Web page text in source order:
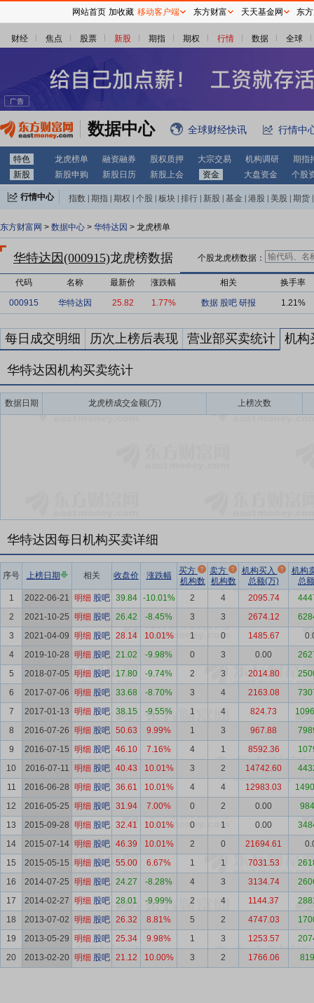
财经 焦点 股票 新股 期指 期权 行情 数据 全球
数据中心 全球财经快讯 行情中
特色 龙虎榜单 融资融券 股权质押 大宗交易 机构调研
期指
新股
新股申购 新股日历 新股上会 资金 大盘资金 个股
行情中心 指数 期指 期权 个股 板块 排行 新股 基金 港股 美股 期货
东方财富网 > 数据中心 > 华特达因 > 龙虎榜单
华特达因(000915)龙虎榜数据 个股龙虎榜数据：
代码 名称 最新价 涨跌幅 相关 换手率
000915 华特达因 25.82 1.77% 数据 股吧 研报 1.21%
每日成交明细 历次上榜后表现 营业部买卖统计 机构
华特达因机构买卖统计
数据日期 龙虎榜成交金额(万) 上榜次数
华特达因每日机构买卖详细
序号 上榜日期 相关 收盘价 涨跌幅
买方
机构数
卖方
机构数
机构买入
总额(万)
机构
总
1
2022-06-21 明细 股吧 39.84 -10.01% 2 4 2095.74
2
2021-10-25 明细 股吧 26.42 -8.45% 3 3 2674.12
3
2021-04-09 明细 股吧 28.14 10.01% 1 0 1485.67
4
2019-10-28 明细 股吧 21.02 -9.98% 0 3 0.00
5
2018-07-05 明细 股吧 17.80 -9.74% 2 3 2014.80
6
2017-07-06 明细 股吧 33.68 -8.70% 3 4 2163.08
7
2017-01-13 明细 股吧 38.15 -9.55% 1 4 824.73
8
2016-07-26 明细 股吧 50.63 9.99% 1 3 967.88
9
2016-07-15 明细 股吧 46.10 7.16% 4 1 8592.36
10
2016-07-11 明细 股吧 40.43 10.01% 3 2 14742.60
11
2016-06-28 明细 股吧 36.61 10.01% 4 4 12983.03
12
2016-05-25 明细 股吧 31.94 7.00% 0 2 0.00
13
2015-09-28 明细 股吧 32.41 10.01% 0 1 0.00
14
2015-07-14 明细 股吧 46.39 10.01% 2 0 21694.61
15
2015-05-15 明细 股吧 55.00 6.67% 1 1 7031.53
16
2014-07-25 明细 股吧 24.27 -8.28% 4 3 3134.74
17
2014-02-27 明细 股吧 28.01 -9.99% 2 4 1144.37
18
2013-07-02 明细 股吧 26.32 8.81% 5 2 4747.03
19
2013-05-29 明细 股吧 25.34 9.98% 1 3 1253.57
20
2013-02-20 明细 股吧 21.12 10.00% 3 2 1766.06
网站首页 加收藏 移动客户端 东方财富 天天基金网 东